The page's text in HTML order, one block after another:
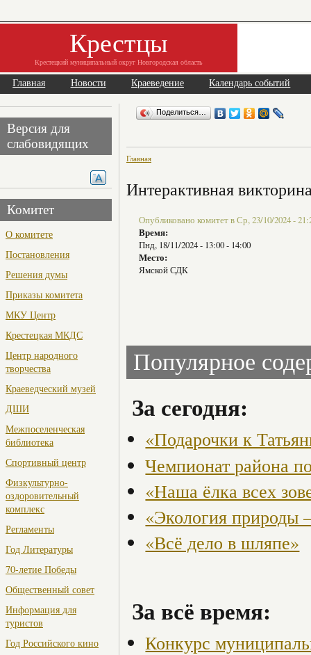
Крестцы
Крестецкий муниципальный округ Новгородская область
Главная Новости Краеведение Календарь событий
Версия для
слабовидящих
Комитет
О комитете
Постановления
Решения думы
Приказы комитета
МКУ Центр
Крестецкая МКДС
Центр народного
творчества
Краеведческий музей
ДШИ
Межпоселенческая
библиотека
Спортивный центр
Физкультурно-
оздоровительный
комплекс
Регламенты
Год Литературы
70-летие Победы
Общественный совет
Информация для
туристов
Год Российского кино
Поделиться…
Главная
Интерактивная
Опубликовано комитет в Ср, 23/10/2024 -
Время:
Пнд, 18/11/2024 - 13:00- 14:00
Место:
Ямской СДК
Популярное
За сегодня:
«Подарочки к
Чемпионат района
«Наша ёлка всех
«Экология природы
«Всё дело в шляпе»
За всё время:
Конкурс